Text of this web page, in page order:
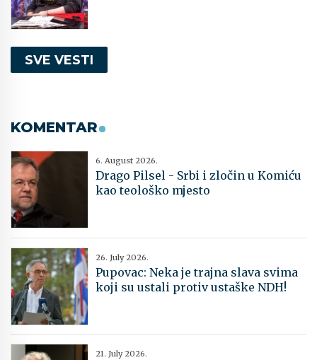
SVE VESTI
KOMENTAR
6. August 2026.
Drago Pilsel - Srbi i zločin u Komiću
kao teološko mjesto
26. July 2026.
Pupovac: Neka je trajna slava svima
koji su ustali protiv ustaške NDH!
21. July 2026.